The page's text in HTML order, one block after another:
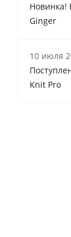
Новинка!
Ginger
10 июля
Knit Pro